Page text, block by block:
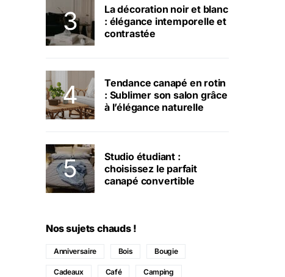
La décoration noir et blanc
: élégance intemporelle et
contrastée
Tendance canapé en rotin
: Sublimer son salon grâce
à l’élégance naturelle
Studio étudiant :
choisissez le parfait
canapé convertible
Nos sujets chauds !
Anniversaire Bois Bougie
Cadeaux Café Camping